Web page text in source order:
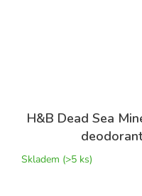
H&B Dead Sea
Skladem (>5 ks)